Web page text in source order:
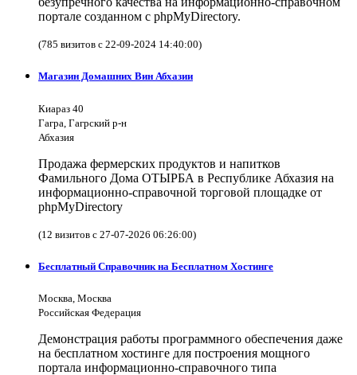
портале созданном с phpMyDirectory.
(785 визитов с 22-09-2024 14:40:00)
Магазин Домашних Вин Абхазии
Киараз 40
Гагра, Гагрский р-н
Абхазия
Продажа фермерских продуктов и напитков
Фамильного Дома ОТЫРБА в Республике Абхазия на
информационно-справочной торговой площадке от
phpMyDirectory
(12 визитов с 27-07-2026 06:26:00)
Бесплатный Справочник на Бесплатном Хостинге
Москва, Москва
Российская Федерация
Демонстрация работы программного обеспечения даже
на бесплатном хостинге для построения мощного
портала информационно-справочного типа